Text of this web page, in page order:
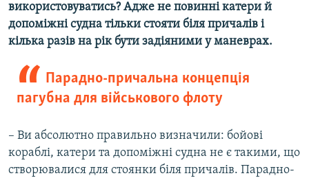
використовуватись? Адже не повинні катери й
допоміжні судна тільки стояти біля причалів і
кілька разів на рік бути задіяними у маневрах.
Парадно-причальна концепція
пагубна для військового флоту
– Ви абсолютно правильно визначили: бойові
кораблі, катери та допоміжні судна не є такими, що
створювалися для стоянки біля причалів. Парадно-